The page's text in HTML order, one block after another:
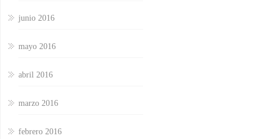
junio 2016
mayo 2016
abril 2016
marzo 2016
febrero 2016